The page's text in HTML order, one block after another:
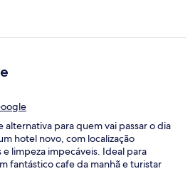
para quem vai passar o dia
hotel novo, com localização
limpeza impecáveis. Ideal para
fantástico cafe da manhã e turistar